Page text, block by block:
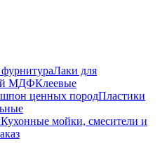
Лаки для
МДФКлеевые
ценных породПластики
Кухонные мойки, смесители и